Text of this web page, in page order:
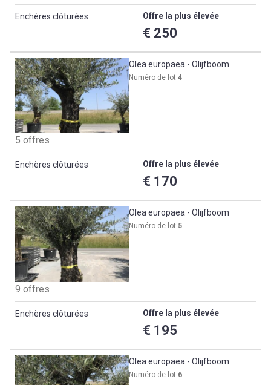
Enchères clôturées Offre la plus élevée
€ 250
Olea europaea - Olijfboom
Numéro de lot4
5 offres
Enchères clôturées Offre la plus élevée
€ 170
Olea europaea - Olijfboom
Numéro de lot 5
9 offres
Enchères clôturées Offre la plus élevée
€ 195
Olea europaea - Olijfboom
Numéro de lot 6